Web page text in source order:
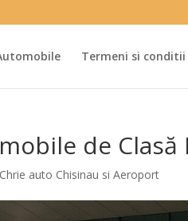
Termeni si conditii
de Clasă
Chrie auto Chisinau si Aeroport